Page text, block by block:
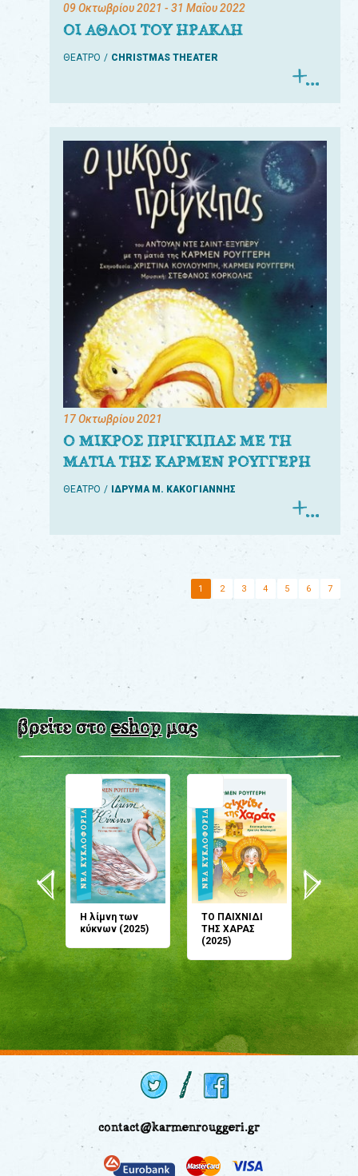
09 Οκτωβρίου 2021 - 31 Μαΐου 2022
ΟΙ ΑΘΛΟΙ ΤΟΥ ΗΡΑΚΛΗ
ΘΕΑΤΡΟ CHRISTMAS THEATER
17 Οκτωβρίου 2021
Ο ΜΙΚΡΟΣ ΠΡΙΓΚΙΠΑΣ ΜΕ ΤΗ
ΜΑΤΙΑ ΤΗΣ ΚΑΡΜΕΝ ΡΟΥΓΓΕΡΗ
ΘΕΑΤΡΟ ΙΔΡΥΜΑ Μ. ΚΑΚΟΓΙΑΝΝΗΣ
1 2 3 4 5 6 7
βρείτε στοeshopμας
Η λίμνη των
κύκνων (2025)
ΤΟ ΠΑΙΧΝΙΔΙ
ΤΗΣ ΧΑΡΑΣ
(2025)
μου;
(2024)
contact@karmenrouggeri.gr